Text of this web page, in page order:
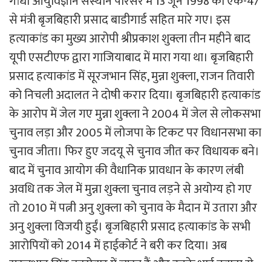
से मंत्री बृजबिहारी प्रसाद बाडीगार्ड सहित मारे गए। इस
हत्याकांड का मुख्य आरोपी श्रीप्रकाश शुक्ला तीन महीने बाद
यूपी एसटीएफ द्वारा गाजियाबाद में मारा गया था। बृजबिहारी
प्रसाद हत्याकांड में सूरजभान सिंह, मुन्ना शुक्ला, राजन तिवारी
को निचली अदालत ने दोषी करार दिया। बृजबिहारी हत्याकांड
के आरोप में जेल गए मुन्ना शुक्ला ने 2004 में जेल से लोकसभा
चुनाव लड़ा और 2005 में लोजपा के टिकट पर विधानसभा का
चुनाव जीता। फिर हुए जदयू से चुनाव जीत कर विधायक बने।
बाद में चुनाव आयोग की वैधानिक प्रावधान के कारण लंबी
अवधि तक जेल में मुन्ना शुक्ला चुनाव लड़ने से अयोग्य हो गए
तो 2010 में पत्नी अनु शुक्ला को चुनाव के मैदान में उतारा और
अनु शुक्ला विजयी हुईं। बृजबिहारी प्रसाद हत्याकांड के सभी
आरोपियों को 2014 में हाईकोर्ट ने बरी कर दिया। अब